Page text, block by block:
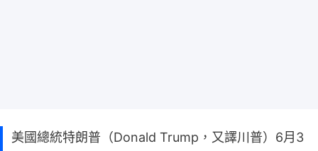
美國總統特朗普（Donald Trump，又譯川普）6月3